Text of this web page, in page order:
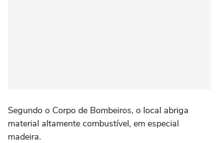
Segundo o Corpo de Bombeiros, o local abriga
material altamente combustível, em especial
madeira.